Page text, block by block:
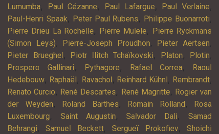
Lumumba, Paul Cézanne, Paul Lafargue, Paul Verlaine,
Paul-Henri Spaak, Peter Paul Rubens, Philippe Buonarroti,
Pierre Drieu La Rochelle, Pierre Mulele,
Pierre Ryckmans
(Simon Leys), Pierre-Joseph Proudhon, Pieter Aertsen,
Pieter Brueghel , Piotr Ilitch Tchaïkovski, Platon, Plotin,
Prospero Gallinari, Pythagore, Rafael Correa,
Raoul
Hedebouw, Raphaël , Ravachol , Reinhard Kühnl , Rembrandt,
Renato Curcio, René Descartes, René Magritte, Rogier van
der Weyden, Roland Barthes, Romain Rolland ,
Rosa
Luxembourg, Saint Augustin,Salvador Dali,Samad
Behrangi,Samuel Beckett,Sergueï Prokofiev,Shoichi